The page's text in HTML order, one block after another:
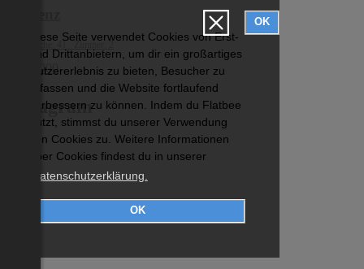
Diese Seite verwendet Cookies von Erst-
und Drittanbietern, um dir ein großartiges
Nutzererlebnis zu bieten, Besucher zu
erfassen und die Website fortlaufend
verbessern zu können. Indem du Flatbee
nutzt, stimmst du unserer Verwendung
von Cookies zu. Weitere Informationen
über Cookies findest du in unserer
Datenschutzerklärung.
OK
OK
Wohnfläche: 41 Zimmer: 2
€ 255 000
Instagram